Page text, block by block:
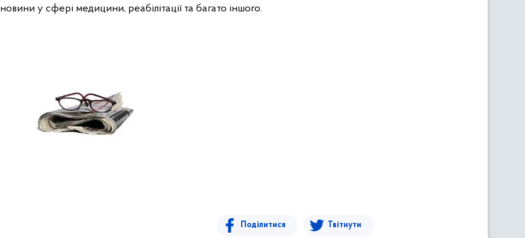
новини у сфері медицини, реабілітації та багато іншого.
Поділитися Твітнути